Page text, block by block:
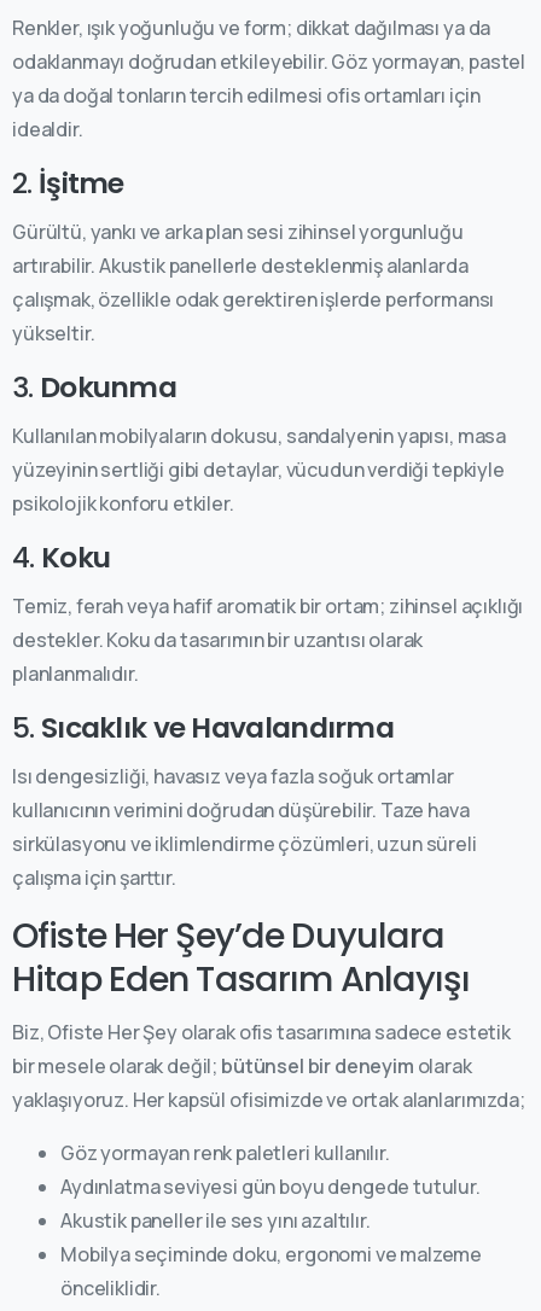
Renkler, ışık yoğunluğu ve form; dikkat dağılması ya da
odaklanmayı doğrudan etkileyebilir. Göz yormayan, pastel
ya da doğal tonların tercih edilmesi ofis ortamları için
idealdir.
2. İşitme
Gürültü, yankı ve arka plan sesi zihinsel yorgunluğu
artırabilir. Akustik panellerle desteklenmiş alanlarda
çalışmak, özellikle odak gerektiren işlerde performansı
yükseltir.
3. Dokunma
Kullanılan mobilyaların dokusu, sandalyenin yapısı, masa
yüzeyinin sertliği gibi detaylar, vücudun verdiği tepkiyle
psikolojik konforu etkiler.
4. Koku
Temiz, ferah veya hafif aromatik bir ortam; zihinsel açıklığı
destekler. Koku da tasarımın bir uzantısı olarak
planlanmalıdır.
5. Sıcaklık ve Havalandırma
Isı dengesizliği, havasız veya fazla soğuk ortamlar
kullanıcının verimini doğrudan düşürebilir. Taze hava
sirkülasyonu ve iklimlendirme çözümleri, uzun süreli
çalışma için şarttır.
Ofiste Her Şey’de Duyulara
Hitap Eden Tasarım Anlayışı
Biz, Ofiste Her Şey olarak ofis tasarımına sadece estetik
bir mesele olarak değil; bütünsel bir deneyim olarak
yaklaşıyoruz. Her kapsül ofisimizde ve ortak alanlarımızda;
Göz yormayan renk paletleri kullanılır.
Aydınlatma seviyesi gün boyu dengede tutulur.
Akustik paneller ile ses yını azaltılır.
Mobilya seçiminde doku, ergonomi ve malzeme
önceliklidir.